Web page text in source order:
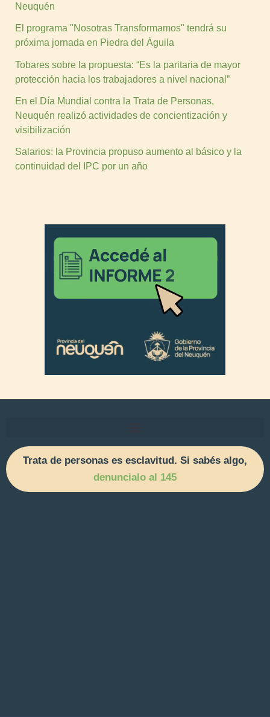
Neuquén
El programa "Nosotras Transformamos" tendrá su
próxima jornada en Piedra del Águila
Tobares sobre la propuesta: “Es la paritaria de mayor
protección hacia los trabajadores a nivel nacional”
En el Día Mundial contra la Trata de Personas,
Neuquén realizó actividades de concientización y
visibilización
Salarios: la Provincia propuso aumento al básico y la
continuidad del IPC por un año
Trata de personas es esclavitud. Si sabés algo,
denuncialo al 145